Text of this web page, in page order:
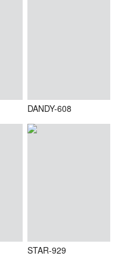
DANDY-608
STAR-929